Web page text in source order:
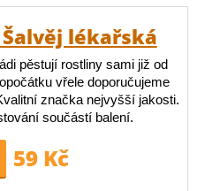
lékařská
pěstují rostliny sami již od
vřele doporučujeme
značka nejvyšší jakosti.
součástí balení.
59 Kč